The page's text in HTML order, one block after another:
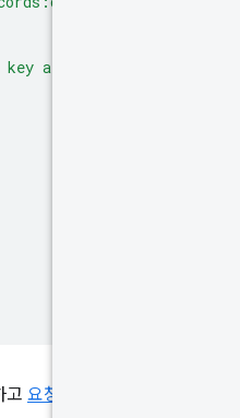
a key at https://goo.gle/
고 요청 본문